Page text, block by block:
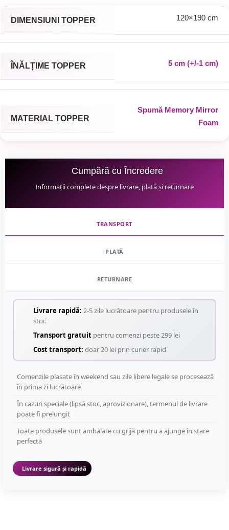
DIMENSIUNI TOPPER 120×190 cm
ÎNĂLȚIME TOPPER 5 cm (+/-1 cm)
MATERIAL TOPPER
Spumă Memory Mirror
Foam
Cumpără cu Încredere
Informații complete despre livrare, plată și returnare
TRANSPORT
PLATĂ
RETURNARE
Livrare rapidă: 2-5 zile lucrătoare pentru produsele în
stoc
Transport gratuit pentru comenzi peste 299 lei
Cost transport: doar 20 lei prin curier rapid
Comenzile plasate în weekend sau zile libere legale se procesează
în prima zi lucrătoare
În cazuri speciale (lipsă stoc, aprovizionare), termenul de livrare
poate fi prelungit
Toate produsele sunt ambalate cu grijă pentru a ajunge în stare
perfectă
Livrare sigură și rapidă